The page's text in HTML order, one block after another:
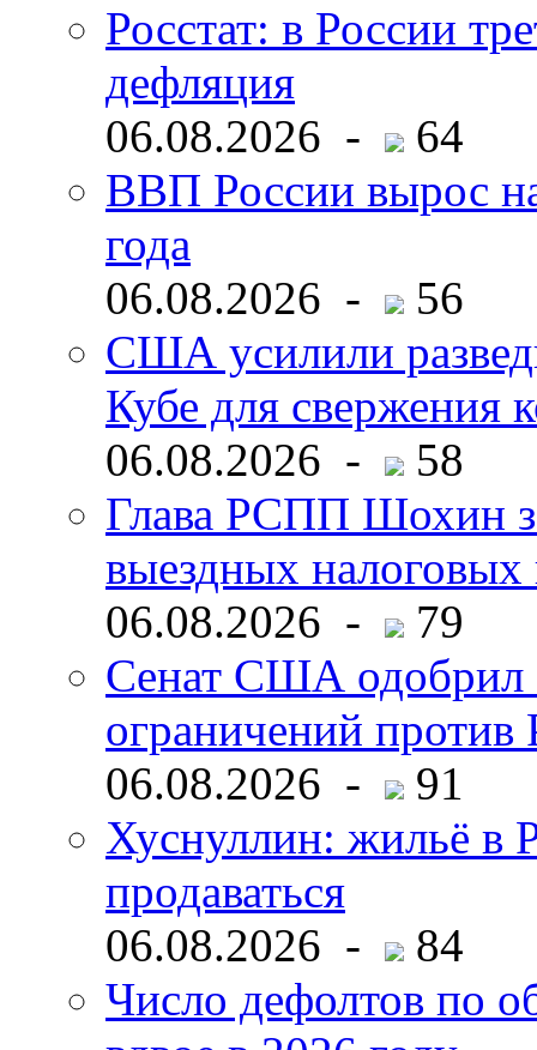
Росстат: в России
дефляция
06.08.2026 -
64
ВВП России вырос
года
06.08.2026 -
56
США усилили
Кубе для свержения
06.08.2026 -
58
Глава РСПП Шохин
выездных налоговых
06.08.2026 -
79
Сенат США одобрил
ограничений
06.08.2026 -
91
Хуснуллин: жильё в
продаваться
06.08.2026 -
84
Число дефолтов по